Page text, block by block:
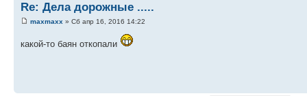
Re: Дела дорожные .....
maxmaxx » Сб апр 16, 2016 14:22
какой-то баян откопали